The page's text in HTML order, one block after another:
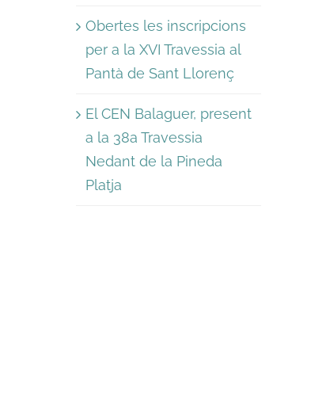
Obertes les inscripcions
per a la XVI Travessia al
Pantà de Sant Llorenç
El CEN Balaguer, present
a la 38a Travessia
Nedant de la Pineda
Platja